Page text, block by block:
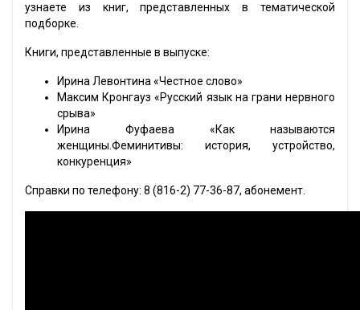
узнаете из книг, представленных в тематической
подборке.
Книги, представленные в выпуске:
Ирина Левонтина «Честное слово»
Максим Кронгауз «Русский язык на грани нервного
срыва»
Ирина Фуфаева «Как называются
женщины.Феминитивы: история, устройство,
конкуренция»
Справки по телефону: 8 (816-2) 77-36-87, абонемент.